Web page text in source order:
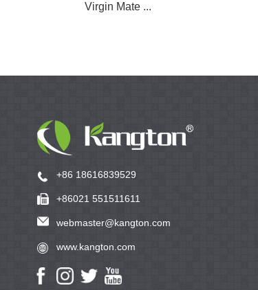
Virgin Mate ...
+86 18616839529
+86021 551511611
webmaster@kangton.com
www.kangton.com